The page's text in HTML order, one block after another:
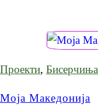
Проекти, Бисерчиња
Моја Македонија